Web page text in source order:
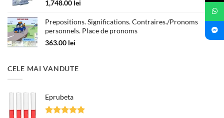
1,748.00 lei
Prepositions. Significations. Contraires./Pronoms
personnels. Place de pronoms
363.00 lei
CELE MAI VANDUTE
Eprubeta